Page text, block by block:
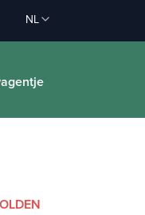
NL